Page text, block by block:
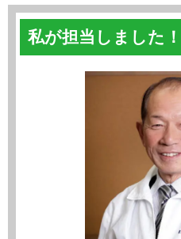
私が担当しました！